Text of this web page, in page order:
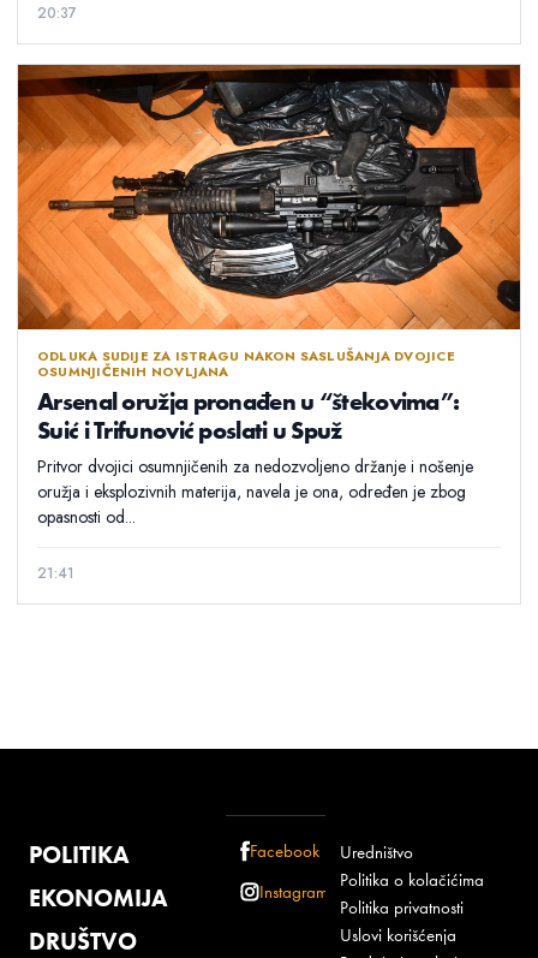
20:37
ODLUKA SUDIJE ZA ISTRAGU NAKON SASLUŠANJA DVOJICE
OSUMNJIČENIH NOVLJANA
Arsenal oružja pronađen u “štekovima”:
Suić i Trifunović poslati u Spuž
Pritvor dvojici osumnjičenih za nedozvoljeno držanje i nošenje
oružja i eksplozivnih materija, navela je ona, određen je zbog
opasnosti od...
21:41
POLITIKA
EKONOMIJA
DRUŠTVO
Facebook
Instagram
Uredništvo
Politika o kolačićima
Politika privatnosti
Uslovi korišćenja